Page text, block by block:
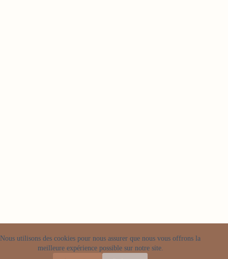
Nous utilisons des cookies pour nous assurer que nous vous offrons la
meilleure expérience possible sur notre site.